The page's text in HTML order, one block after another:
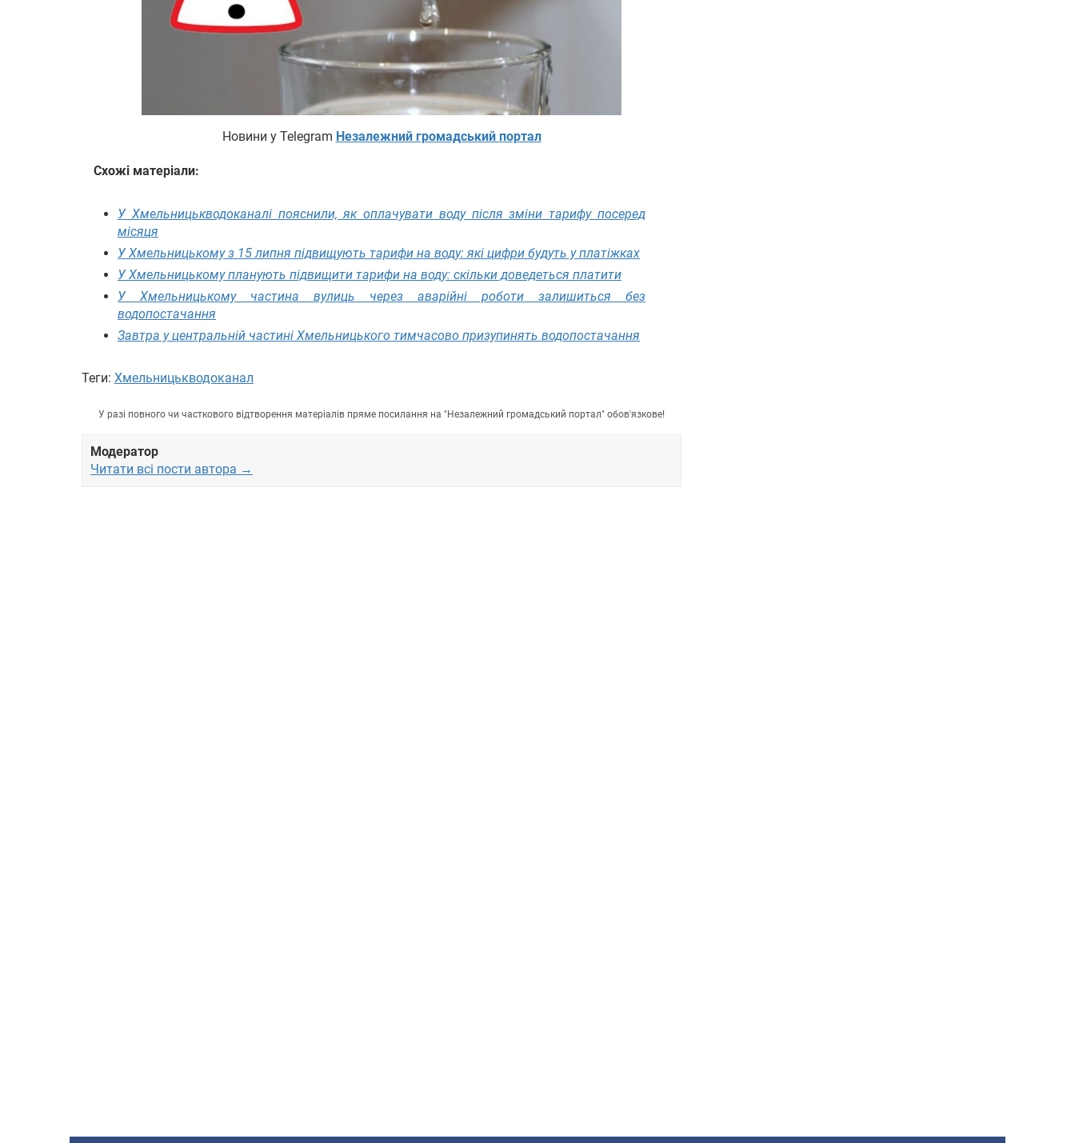
Новини у Telegram Незалежний громадський портал
Схожі матеріали:
У Хмельницькводоканалі пояснили, як оплачувати воду після зміни тарифу посеред
місяця
У Хмельницькому з 15 липня підвищують тарифи на воду: які цифри будуть у платіжках
У Хмельницькому планують підвищити тарифи на воду: скільки доведеться платити
У Хмельницькому частина вулиць через аварійні роботи залишиться без
водопостачання
Завтра у центральній частині Хмельницького тимчасово призупинять водопостачання
Теги: Хмельницькводоканал
У разі повного чи часткового відтворення матеріалів пряме посилання на "Незалежний громадський портал" обов'язкове!
Модератор
Читати всі пости автора →